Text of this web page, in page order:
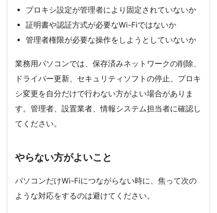
プロキシ設定が管理者により固定されていないか
証明書や認証方式が必要なWi-Fiではないか
管理者権限が必要な操作をしようとしていないか
業務用パソコンでは、保存済みネットワークの削除、
ドライバー更新、セキュリティソフトの停止、プロキ
シ変更を自分だけで行わない方がよい場合がありま
す。管理者、設置業者、情報システム担当者に確認し
てください。
やらない方がよいこと
パソコンだけWi-Fiにつながらない時に、焦って次の
ような対応をするのは避けてください。